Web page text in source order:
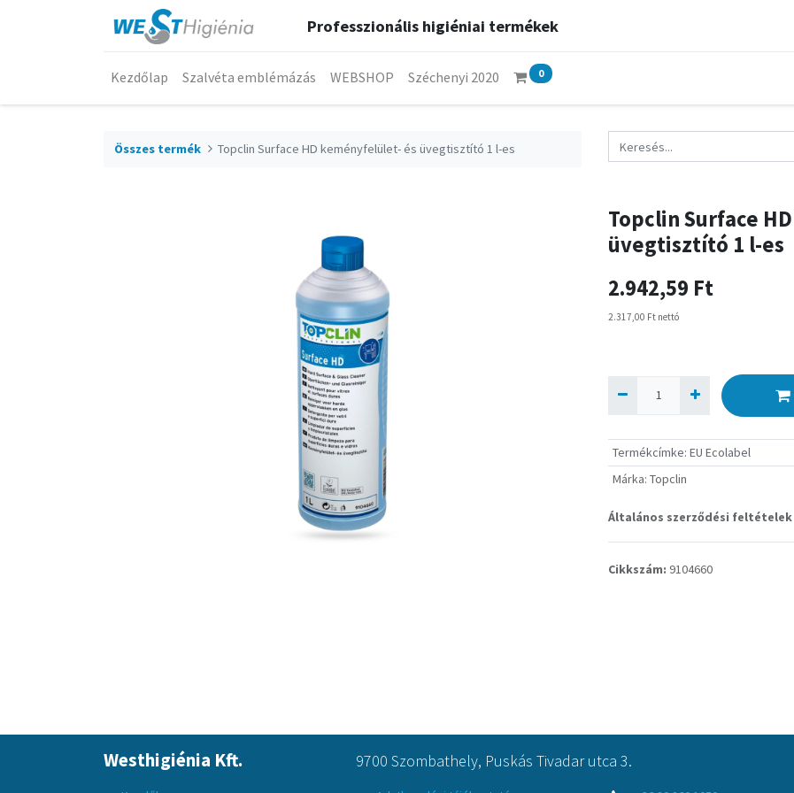
Professzionális higiéniai termékek
Kezdőlap Szalvéta emblémázás WEBSHOP Széchenyi 2020 0
Összes termék Topclin Surface HD keményfelület- és üvegtisztító 1 l-es
Topclin Surface
üvegtisztító 1 l-es
2.942,59 Ft
2.317,00 Ft nettó
Termékcímke: EU Ecolabel
Márka: Topclin
Általános szerződési feltételek
Cikkszám: 9104660
Westhigiénia Kft. 9700 Szombathely, Puskás Tivadar utca 3.